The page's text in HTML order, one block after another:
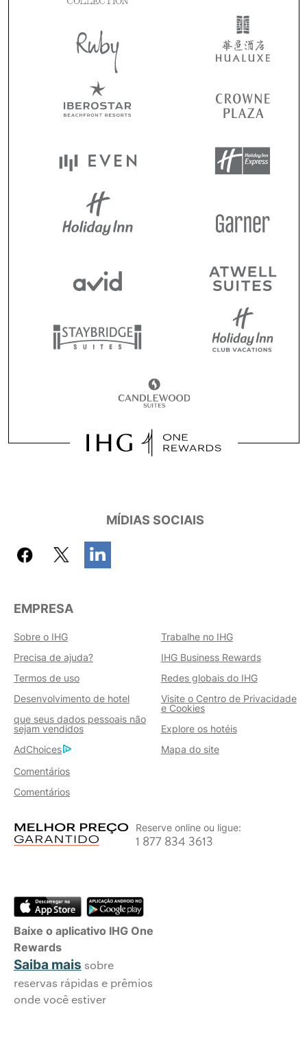
MÍDIAS SOCIAIS
EMPRESA
Sobre o IHG
Trabalhe no IHG
Precisa de ajuda?
IHG Business Rewards
Termos de uso
Redes globais do IHG
Desenvolvimento de hotel
Visite o Centro de Privacidade
e Cookies
que seus dados pessoais não
sejam vendidos
Explore os hotéis
AdChoices
Mapa do site
Comentários
Comentários
Reserve online ou ligue:
1 877 834 3613
Baixe o aplicativo IHG One
Rewards
Saiba mais sobre
reservas rápidas e prêmios
onde você estiver